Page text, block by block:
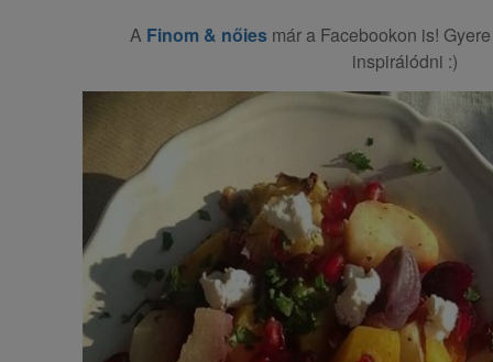
A Finom & nőies már a Facebookon is!
inspirálódni :)